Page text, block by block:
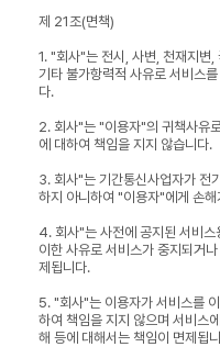
제 21조(면책)
1. "회사"는 전시, 사변, 천재지변
기타 불가항력적 사유로 서비스
다.
2. 회사"는 "이용자"의 귀책사유
에 대하여 책임을 지지 않습니다.
3. 회사"는 기간통신사업자가 전
하지 아니하여 "이용자"에게 손
4. 회사"는 사전에 공지된 서비
이한 사유로 서비스가 중지되거
제됩니다.
5. "회사"는 이용자가 서비스를
하여 책임을 지지 않으며 서비스
해 등에 대해서는 책임이 면제됩